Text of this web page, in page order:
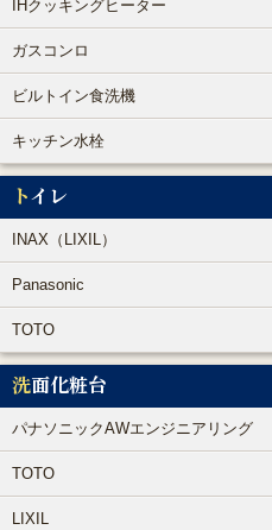
IHクッキングヒーター
ガスコンロ
ビルトイン食洗機
キッチン水栓
トイレ
INAX（LIXIL）
Panasonic
TOTO
洗面化粧台
パナソニックAWエンジニアリング
TOTO
LIXIL